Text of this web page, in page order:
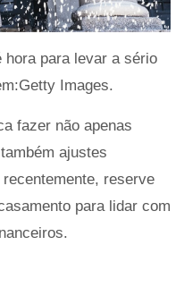
hora para levar a sério
Images.
fazer não apenas
ajustes
reserve
para lidar com